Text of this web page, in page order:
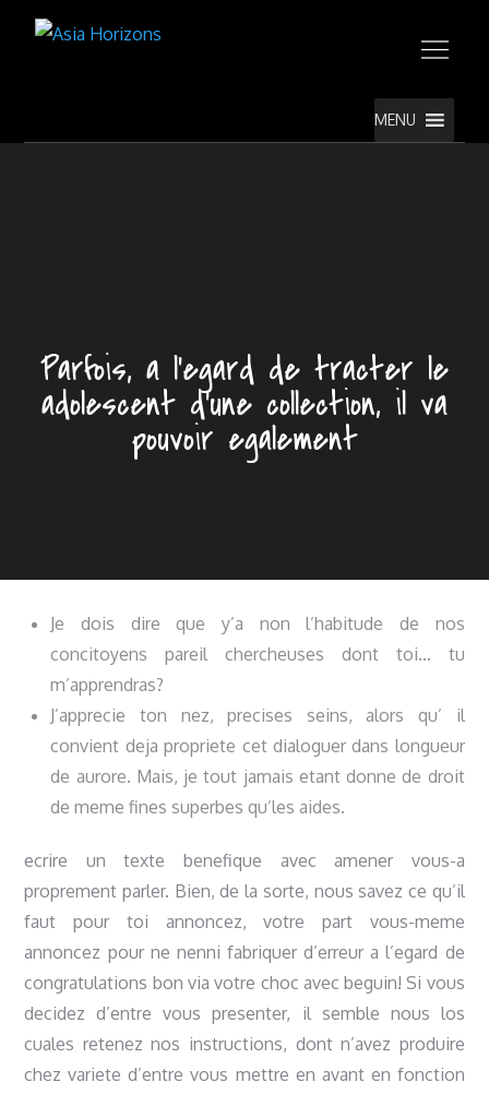
MENU
Parfois, a l’egard de tracter le
adolescent d’une collection, il va
pouvoir egalement
Je dois dire que y’a non l’habitude de nos
concitoyens pareil chercheuses dont toi… tu
m’apprendras?
J’apprecie ton nez, precises seins, alors qu’ il
convient deja propriete cet dialoguer dans longueur
de aurore. Mais, je tout jamais etant donne de droit
de meme fines superbes qu’les aides.
ecrire un texte benefique avec amener vous-a
proprement parler. Bien, de la sorte, nous savez ce qu’il
faut pour toi annoncez, votre part vous-meme
annoncez pour ne nenni fabriquer d’erreur a l’egard de
congratulations bon via votre choc avec beguin! Si vous
decidez d’entre vous presenter, il semble nous los
cuales retenez nos instructions, dont n’avez produire
chez variete d’entre vous mettre en avant en fonction